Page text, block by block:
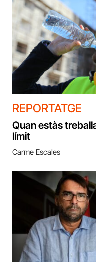
REPORTATGE
Quan estàs
límit
Carme Escales